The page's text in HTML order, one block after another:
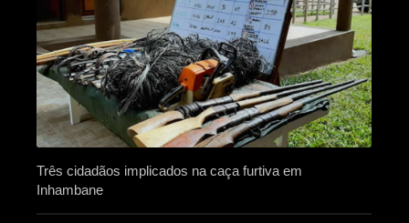
Três cidadãos implicados na caça furtiva em
Inhambane